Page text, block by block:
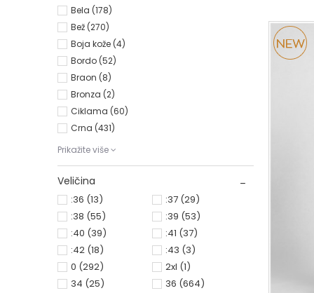
Bela (178)
Bež (270)
Boja kože (4)
Bordo (52)
Braon (8)
Bronza (2)
Ciklama (60)
Crna (431)
Prikažite više
Veličina
:36 (13) :37 (29)
:38 (55) :39 (53)
:40 (39) :41 (37)
:42 (18) :43 (3)
0 (292) 2xl (1)
34 (25) 36 (664)